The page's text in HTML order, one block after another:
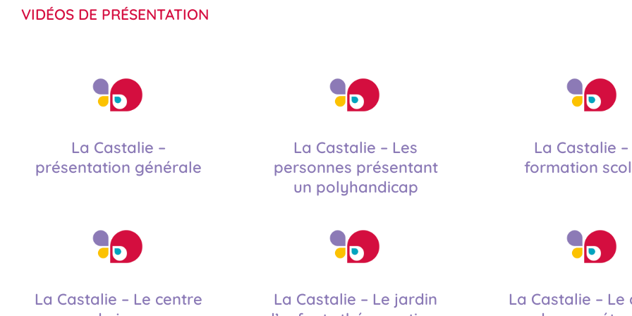
VIDÉOS DE PRÉSENTATION
La Castalie –
présentation générale
La Castalie – Les
personnes présentant
un polyhandicap
La Castalie
formation
La Castalie – Le centre
La Castalie – Le jardin
La Castalie – Le